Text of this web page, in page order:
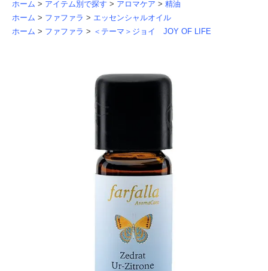
ホーム > アイテム別で探す > アロマケア > 精油
ホーム > ファファラ > エッセンシャルオイル
ホーム > ファファラ > ＜テーマ＞ジョイ JOY OF LIFE